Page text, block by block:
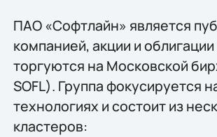
ПАО «Софтлайн» является
компанией, акции и
торгуются на Московской
SOFL). Группа фокусируется
технологиях и состоит из
кластеров: